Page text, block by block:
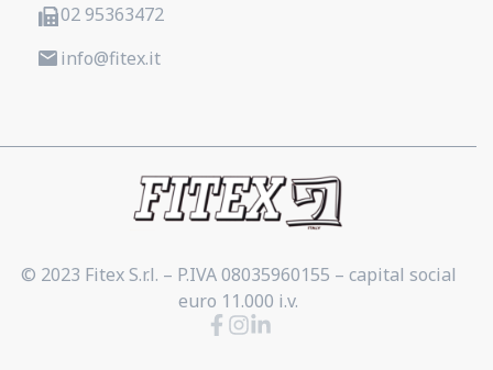
02 95363472
info@fitex.it
© 2023 Fitex S.r.l. – P.IVA 08035960155 – capital social
euro 11.000 i.v.